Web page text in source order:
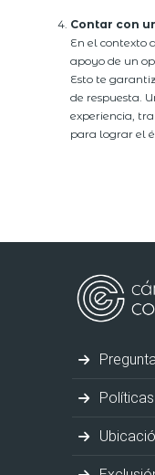
Contar con
En el contexto
apoyo de un
Esto te
de respuesta.
experiencia,
para lograr el